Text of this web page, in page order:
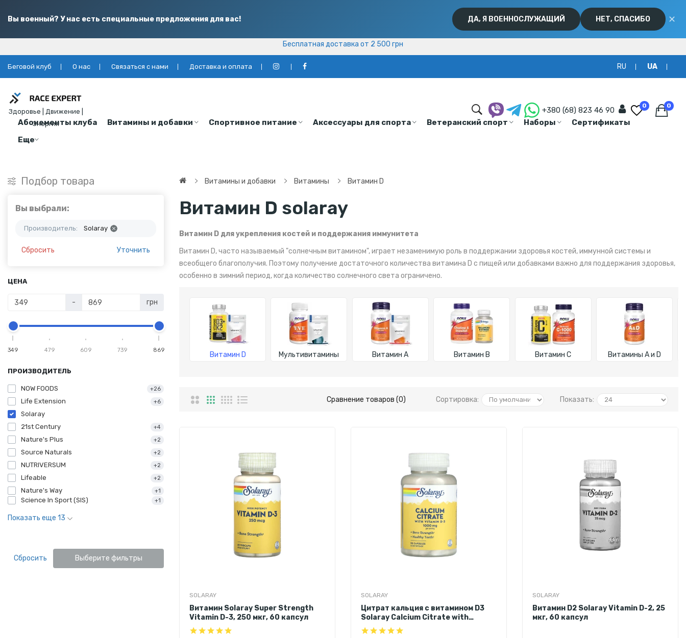
Вы военный? У нас есть специальные предложения для вас! ДА, Я ВОЕННОСЛУЖАЩИЙ НЕТ, СПАСИБО ✕
Бесплатная доставка от 2 500 грн
Бесплатная доставка от 2 500 грн
Беговой клуб О нас Связаться с нами Доставка и оплата RU UA
Здоровье | Движение |
Энергия
Абонементы клуба Витамины и добавки Спортивное питание Аксессуары для спорта Ветеранский спорт Наборы
Сертификаты
Еще
+380 (68) 823 46 90 0 0
Подбор товара
Вы выбрали:
Производитель: Solaray
Сбросить Уточнить
ЦЕНА
- грн
349 479 609 739 869
ПРОИЗВОДИТЕЛЬ
21st Century +4
Lifeable +2
Science In Sport (SIS) +1
NUTRIVERSUM +2
NOW FOODS +26
Solaray
Life Extension +6
Source Naturals +2
Nature's Plus +2
Nature's Way +1
Показать еще 13
Сбросить Выберите фильтры
Витамины и добавки Витамины Витамин D
Витамин D solaray
Витамин D для укрепления костей и поддержания иммунитета
Витамин D, часто называемый "солнечным витамином", играет незаменимую роль в поддержании здоровья костей, иммунной системы и
всеобщего благополучия. Поэтому получение достаточного количества витамина D с пищей или добавками важно для поддержания здоровья,
особенно в зимний период, когда количество солнечного света ограничено.
Мультивитамины Витамин A Витамин B Витамин C
Витамин D Витамины A и D
Сравнение товаров (0) Сортировка: Показать:
SOLARAY
Витамин Solaray Super Strength
Vitamin D-3, 250 мкг, 60 капсул
SOLARAY
Цитрат кальция с витамином D3
Solaray Calcium Citrate with
Vitamin D-3, 1000 мг, 90 капсул
SOLARAY
Витамин D2 Solaray Vitamin D-2, 25
мкг, 60 капсул